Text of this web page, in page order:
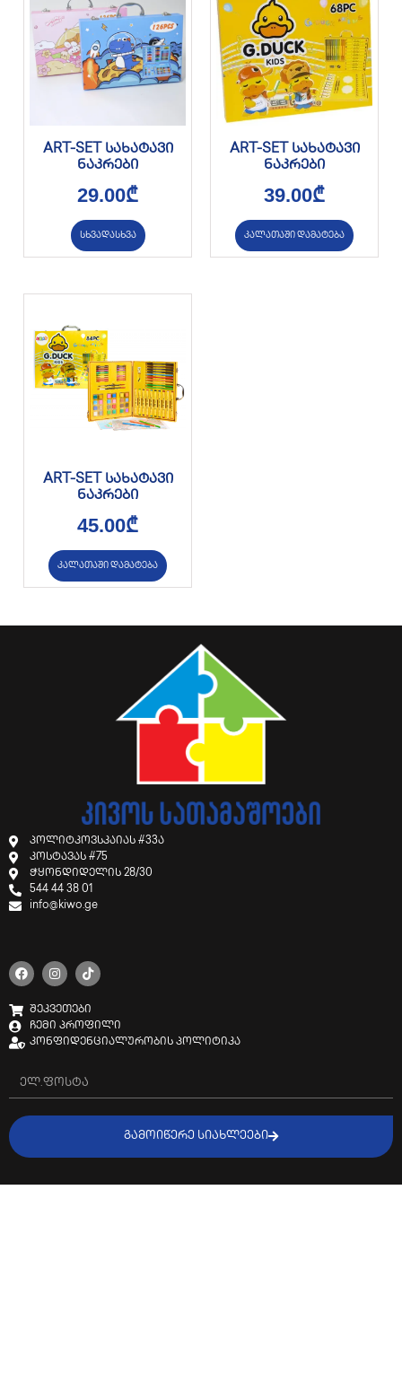
ART-SET სახატავი
ნაკრები
29.00₾
სხვადასხვა
ART-SET სახატავი
ნაკრები
39.00₾
კალათაში დამატება
ART-SET სახატავი
ნაკრები
45.00₾
კალათაში დამატება
პოლიტკოვსკაიას #33ა
კოსტავას #75
ჭყონდიდელის 28/30
544 44 38 01
info@kiwo.ge
შეკვეთები
ჩემი პროფილი
კონფიდენციალურობის პოლიტიკა
ᲒᲐᲛᲝᲘᲬᲔᲠᲔ ᲡᲘᲐᲮᲚᲔᲔᲑᲘ